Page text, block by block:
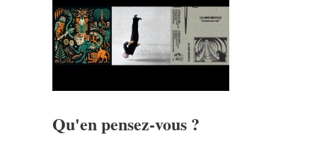
Qu'en pensez-vous ?